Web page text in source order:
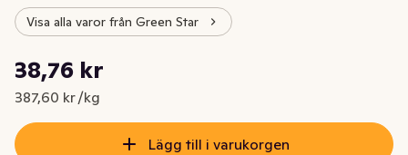
Visa alla varor från Green Star
Nuvarande pris är: 38,76 kr
38,76 kr
387,60 kr /kg
Styckpris: 387,60 kr /kg
Lägg till i varukorgen